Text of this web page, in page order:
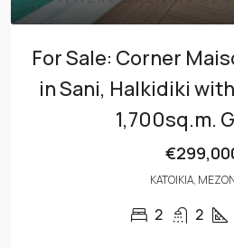
For Sale: Corner
in Sani, Halkidiki
1,700sq.m.
ΚΑΤΟΙΚΊΑ,
2 2